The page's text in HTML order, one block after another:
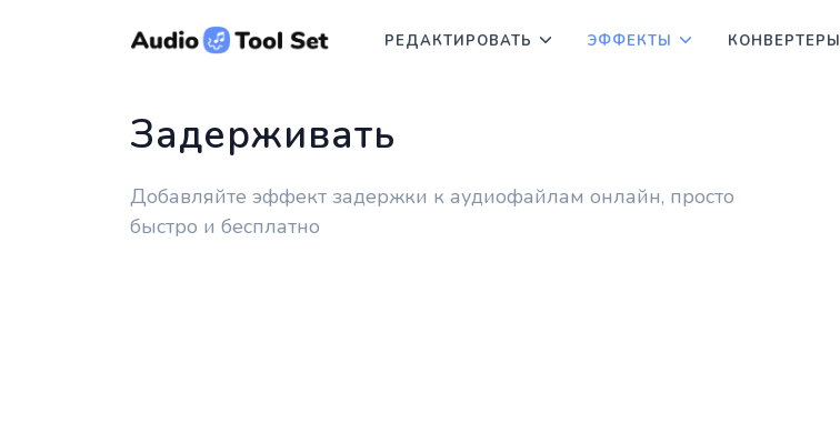
РЕДАКТИРОВАТЬ ЭФФЕКТЫ КОНВЕРТЕРЫ
Задерживать
Добавляйте эффект задержки к аудиофайлам онлайн, просто
быстро и бесплатно